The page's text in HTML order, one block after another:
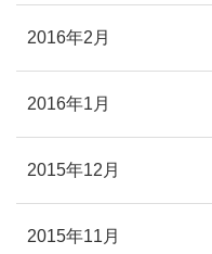
2016年2月
2016年1月
2015年12月
2015年11月